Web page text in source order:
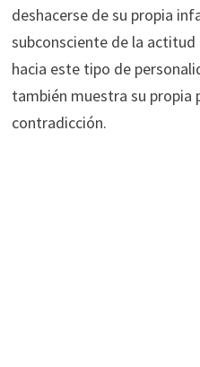
deshacerse de su propia
subconsciente de la
hacia este tipo de
también muestra su propia
contradicción.